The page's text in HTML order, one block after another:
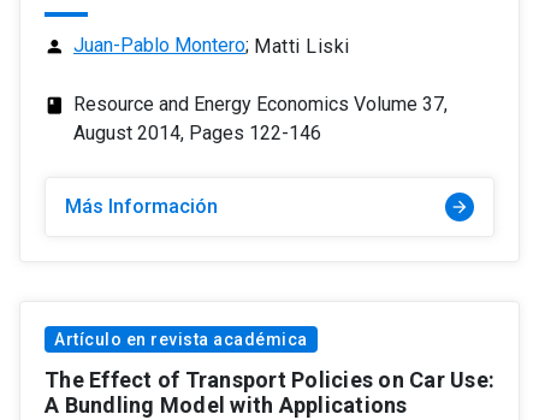
person Juan-Pablo Montero; Matti Liski
class
Resource and Energy Economics Volume 37,
August 2014, Pages 122-146
Más Información arrow_forward
Artículo en revista académica
The Effect of Transport Policies on Car Use:
A Bundling Model with Applications